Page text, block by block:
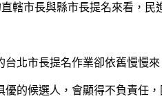
轄市長與縣市長提名來看，
北市長提名作業卻依舊慢慢
的候選人，會顯得不負責任